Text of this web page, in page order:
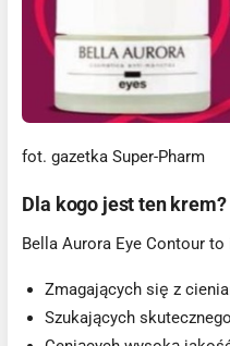
fot. gazetka Super-Pharm
Dla kogo jest ten krem?
Bella Aurora Eye Contour
Zmagających się z
Szukających